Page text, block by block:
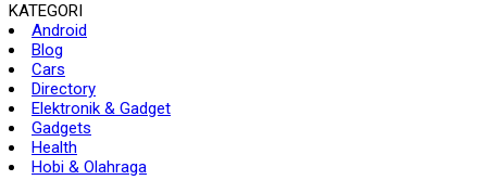
KATEGORI
Android
Blog
Cars
Directory
Elektronik & Gadget
Gadgets
Health
Hobi & Olahraga